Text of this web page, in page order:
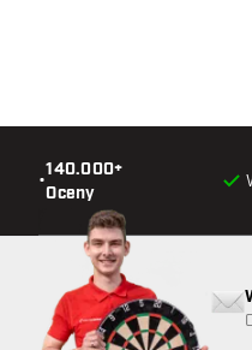
•
140.000+
Oceny